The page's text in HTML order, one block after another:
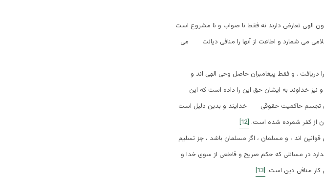
الهی تعارض دارند نه فقط نا صواب و نا مشروع است
می شمارد و اطاعت از آنها را منافی دیانت می
دریافت . و فقط پیغامبران حاصل وحی الهی اند و
و نیز خداوند به ایشان حق این را داده است که این
تجسم حاکمیت حقوقی خدایند و بدین دلیل است
از کفر شمرده شده است. [12]
قوانین اند ، و مسلمان ، اگر مسلمان باشد ، جز تسلیم
در مسائلی که حکم صریح و قاطعی از سوی خدا و
کار منافی دین است. [13]